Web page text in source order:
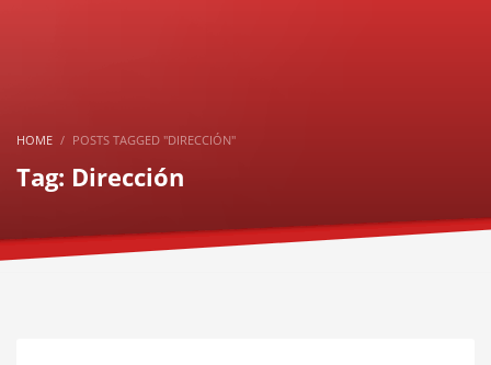
HOME POSTS TAGGED "DIRECCIÓN"
Tag: Dirección